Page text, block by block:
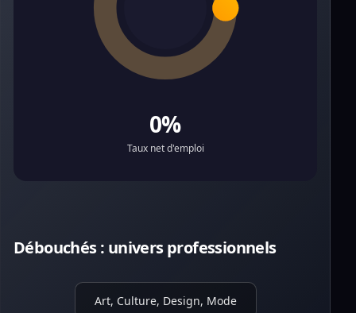
0%
Taux net d'emploi
Débouchés : univers professionnels
Art, Culture, Design, Mode